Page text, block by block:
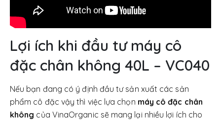
Lợi ích khi đầu tư máy cô
đặc chân không 40L – VC040
Nếu bạn đang có ý định đầu tư sản xuất các sản
phẩm cô đặc vậy thì việc lựa chọn máy cô đặc chân
không của VinaOrganic sẽ mang lại nhiều lợi ích cho